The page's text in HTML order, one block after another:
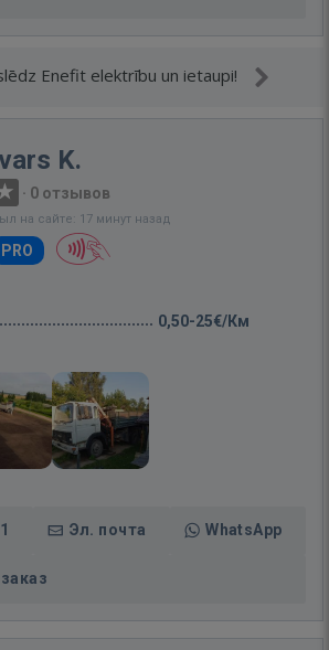
Enefit elektrību un ietaupi!
K.
· 0 отзывов
на сайте: 17 минут назад
PRO
0,50-25€/Км
Эл. почта WhatsApp